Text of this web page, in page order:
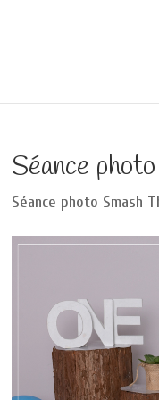
Séance
Séance photo Smash